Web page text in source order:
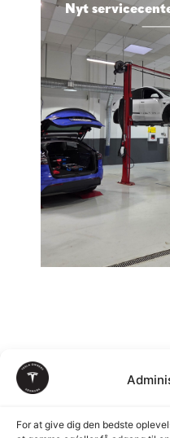
For at give dig den bedste
Nyt